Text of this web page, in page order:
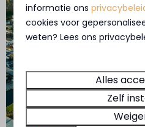
informatie ons
cookies voor
weten? Lees ons
Alles
Zelf